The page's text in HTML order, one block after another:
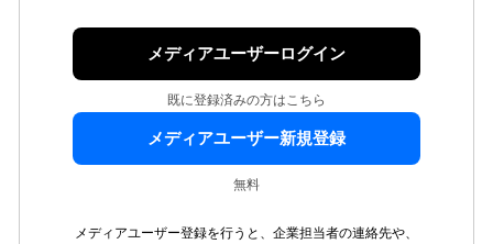
メディアユーザーログイン
既に登録済みの方はこちら
メディアユーザー新規登録
無料
メディアユーザー登録を行うと、企業担当者の連絡先や、